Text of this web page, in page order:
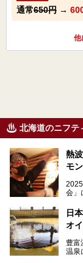
通常650円 →
他
北海道のニフテ
熱
モ
会」
動
ス
限定
で、
第
日
オ
豊富
温泉